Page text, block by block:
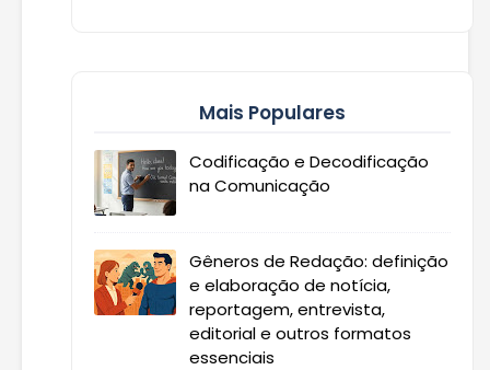
Mais Populares
Codificação e Decodificação
na Comunicação
Gêneros de Redação: definição
e elaboração de notícia,
reportagem, entrevista,
editorial e outros formatos
essenciais